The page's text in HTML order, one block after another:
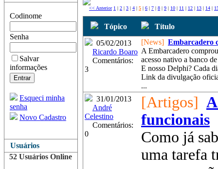
Codinome
Senha
Salvar
informações
Esqueci minha
senha
Novo Cadastro
Usuários
52 Usuários Online
<< Anterior 1 | 2 | 3 | 4 | 5 | 6 | 7 | 8 | 9 | 10 | 11 | 12 | 13 | 14 |
Tópico
Título
05/02/2013
Ricardo Boaro
Comentários:
3
[News] Embarcadero
A Embarcadero
acesso nativo a banco
E nosso Delphi? Cada
Link da divulgação
...
31/01/2013
André
Celestino
Comentários:
0
[Artigos]
funcionais
Como já
uma tarefa